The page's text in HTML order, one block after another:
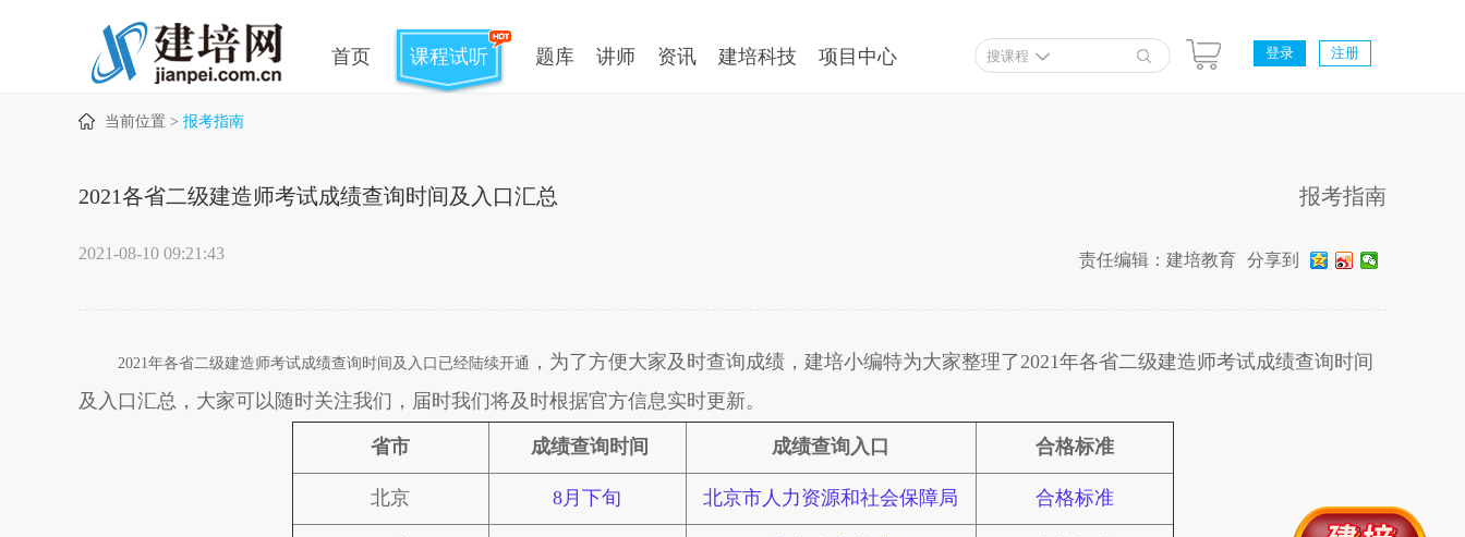
首页 课程试听 题库 讲师 资讯 建培科技 项目中心 搜课程 登录 注册
当前位置 > 报考指南
2021各省二级建造师考试成绩查询时间及入口汇总
2021-08-10 09:21:43
报考指南
责任编辑：建培教育 分享到
2021年各省二级建造师考试成绩查询时间及入口已经陆续开通
，为了方便大家及时查询成绩，建培小编特为大家整理了2021年各省二级建造师考试成绩查询时间
及入口汇总，大家可以随时关注我们，届时我们将及时根据官方信息实时更新。
省市 成绩查询时间 成绩查询入口 合格标准
北京 8月下旬 北京市人力资源和社会保障局 合格标准